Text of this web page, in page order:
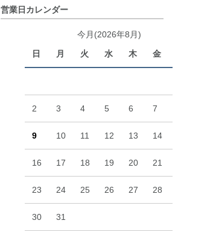
営業日カレンダー
今月(2026年8月)
日
月 火 水 木 金
2 3 4 5 6 7
9 10 11 12 13 14
16 17 18 19 20 21
23 24 25 26 27 28
30 31